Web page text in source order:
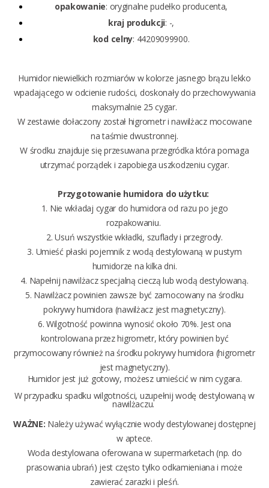
opakowanie: oryginalne pudełko producenta,
kraj produkcji: -,
kod celny: 44209099900.
Humidor niewielkich rozmiarów w kolorze jasnego brązu lekko
wpadającego w odcienie rudości, doskonały do przechowywania
maksymalnie 25 cygar.
W zestawie dołaczony został higrometr i nawilżacz mocowane
na taśmie dwustronnej.
W środku znajduje się przesuwana przegródka która pomaga
utrzymać porządek i zapobiega uszkodzeniu cygar.
Przygotowanie humidora do użytku:
1. Nie wkładaj cygar do humidora od razu po jego
rozpakowaniu.
2. Usuń wszystkie wkładki, szuflady i przegrody.
3. Umieść płaski pojemnik z wodą destylowaną w pustym
humidorze na kilka dni.
4. Napełnij nawilżacz specjalną cieczą lub wodą destylowaną.
5. Nawilżacz powinien zawsze być zamocowany na środku
pokrywy humidora (nawilżacz jest magnetyczny).
6. Wilgotność powinna wynosić około 70%. Jest ona
kontrolowana przez higrometr, który powinien być
przymocowany również na środku pokrywy humidora (higrometr
jest magnetyczny).
Humidor jest już gotowy, możesz umieścić w nim cygara.
W przypadku spadku wilgotności, uzupełnij wodę destylowaną w
nawilżaczu.
WAŻNE: Należy używać wyłącznie wody destylowanej dostępnej
w aptece.
Woda destylowana oferowana w supermarketach (np. do
prasowania ubrań) jest często tylko odkamieniana i może
zawierać zarazki i pleśń.